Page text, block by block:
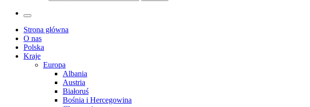
Strona główna
O nas
Polska
Kraje
Europa
Albania
Austria
Białoruś
Bośnia i Hercegowina